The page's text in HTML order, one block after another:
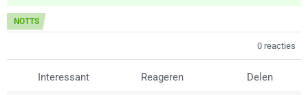
NOTTS
0 reacties
Interessant Reageren Delen